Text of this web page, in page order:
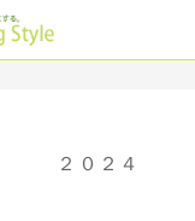
２０２４